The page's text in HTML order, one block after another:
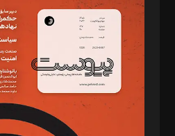
سردبیر: مهرک محمودی
دبیر تحریریه: میثم قاسمی
د‌بیر ناداستان: سمانه سمیع
د‌بیر خدمت و تجارت: ابوالفضل رجبی
د‌بیر حقوق فناوری: حسام‌الدین ایپکچی
د‌بیر پیوست جهان: مینا پاکدل
د‌بیر تحریریه آنلاین: بابک نقاش